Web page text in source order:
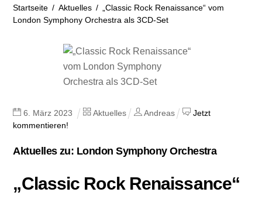
Startseite / Aktuelles /
„Classic Rock Renaissance“ vom
London Symphony Orchestra als 3CD-Set
6 März 2023 Aktuelles Andreas
Jetzt
kommentieren!
Aktuelles zu: London Symphony Orchestra
„Classic Rock Renaissance“